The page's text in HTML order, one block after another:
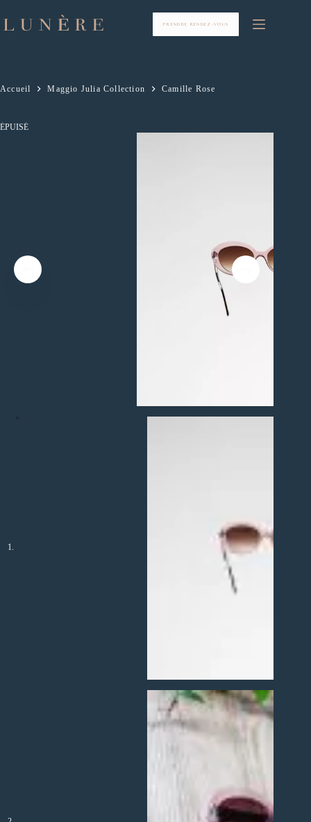
contenu
PRENDRE RENDEZ-VOUS
Accueil Maggio Julia Collection Camille Rose
ÉPUISÉ